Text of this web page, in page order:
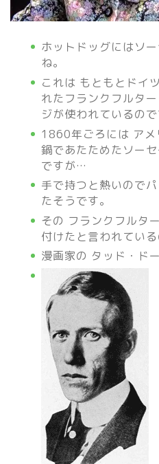
ホットドッグにはソ
ね。
これは もともとドイ
れたフランクフルタ
ジが使われているので
1860年ごろには アメ
鍋であたためたソー
ですが…
手で持つと熱いので
たそうです。
その フランクフルタ
付けたと言われてい
漫画家の タッド・ド